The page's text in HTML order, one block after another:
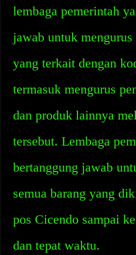
lembaga pemerintah
jawab untuk
yang terkait dengan
termasuk mengurus
dan produk lainnya
tersebut. Lembaga
bertanggung jawab
semua barang yang
pos Cicendo sampai
dan tepat waktu.